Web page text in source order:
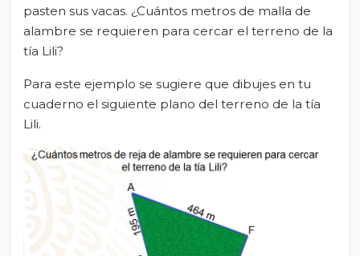
pasten sus vacas. ¿Cuántos metros de malla de
alambre se requieren para cercar el terreno de la
tía Lili?
Para este ejemplo se sugiere que dibujes en tu
cuaderno el siguiente plano del terreno de la tía
Lili.